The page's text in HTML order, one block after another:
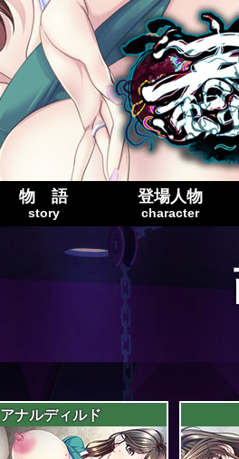
物 語
story
登場人物
character
アナルディルド